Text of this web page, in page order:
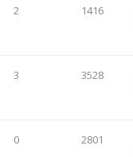
2 1416
3 3528
0 2801